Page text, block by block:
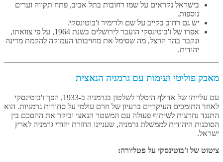
בישראל נקראים על שמו רחובות בתל אביב, פתח תקווה וערים
נוספות.
יש גם רחוב בקייב על שם ולדימיר ז'בוטינסקי.
אפרו של ז'בוטינסקי הועבר לירושלים בשנת 1964, על פי צוואתו,
ונקבר בהר הרצל, מה שסימל את מחויבותו העמוקה להקמת מדינה
יהודית.
מאבק פוליטי ועימות עם גרמניה הנאצית
עם עלייתו של אדולף היטלר לשלטון בגרמניה ב-1933, הפך ז'בוטינסקי
לאחד התומכים העיקריים ברעיון של חרם עולמי על סחורות גרמניות. הוא
התנגד נחרצות לשיתוף פעולה עם המשטר הנאצי וביקר את ההסכם בין
הסוכנות היהודית לממשלת גרמניה, שעניינו החזרת יהודי גרמניה לארץ
ישראל.
ציטוט של ז'בוטינסקי על פטליורה: